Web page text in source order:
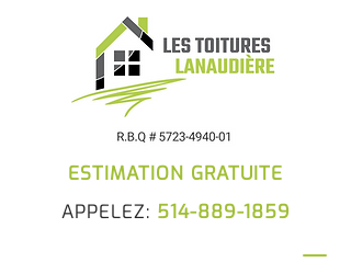
ESTIMATION GRATUITE
APPELEZ: 514-889-1859